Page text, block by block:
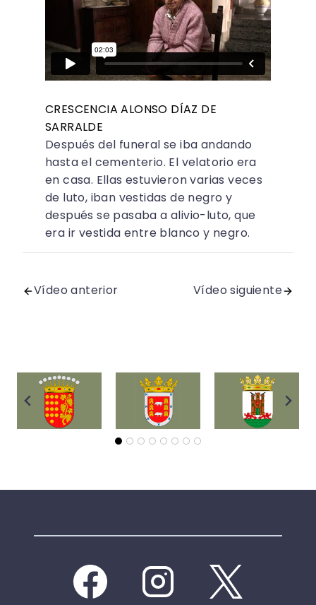
CRESCENCIA ALONSO DÍAZ DE
SARRALDE
Después del funeral se iba andando
hasta el cementerio. El velatorio era
en casa. Ellas estuvieron varias veces
de luto, iban vestidas de negro y
después se pasaba a alivio-luto, que
era ir vestida entre blanco y negro.
Vídeo anterior Vídeo siguiente